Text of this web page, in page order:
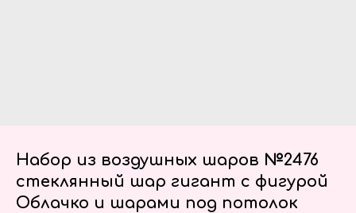
Набор из воздушных шаров №2476
стеклянный шар гигант с фигурой
Облачко и шарами под потолок